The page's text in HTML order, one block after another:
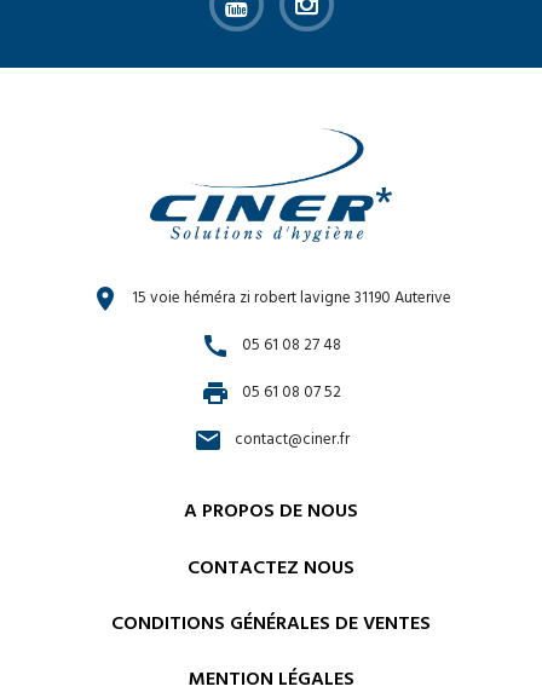
location_on 15 voie héméra zi robert lavigne 31190 Auterive
call 05 61 08 27 48
print 05 61 08 07 52
email contact@ciner.fr
A PROPOS DE NOUS
CONTACTEZ NOUS
CONDITIONS GÉNÉRALES DE VENTES
MENTION LÉGALES